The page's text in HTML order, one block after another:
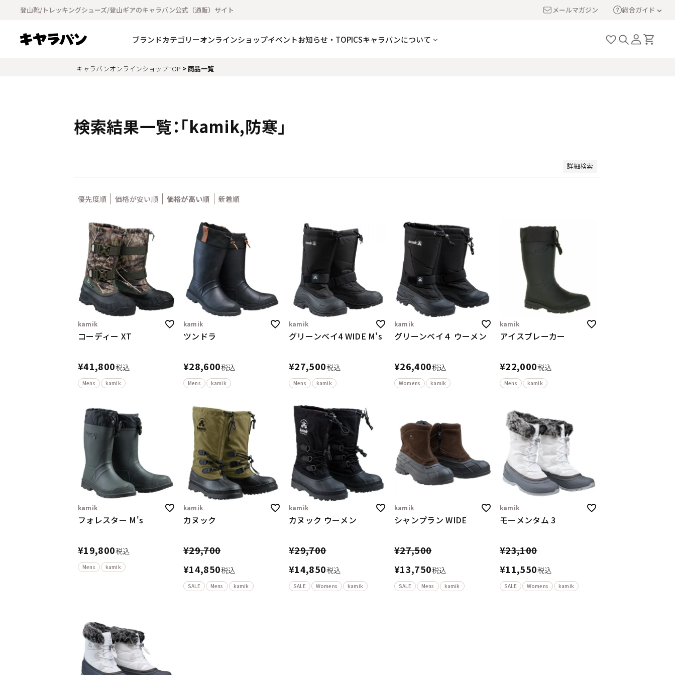
登山靴/トレッキングシューズ/登山ギアのキャラバン公式（通販）サイト メールマガジン 総合ガイド
ブランドカテゴリーオンラインショップイベントお知らせ・TOPICSキャラバンについて
キャラバンオンラインショップTOP 商品一覧
検索結果一覧：「kamik,防寒」
詳細検索
キャラバン
グランドキング 渓流 CRV LEKI
Zamberlan
ROCKMASTER
Distel vibram
新着順
登録順 価格が安い順
レビュー順
キーワードヒット順
優先度順 価格が安い順 価格が高い順 新着順
kamik
コーディー XT
¥41,800税込
Mens kamik
kamik
ツンドラ
¥28,600税込
Mens kamik
kamik
グリーンベイ4 WIDE M's
¥27,500税込
Mens kamik
kamik
グリーンベイ４ ウーメン
¥26,400税込
Womens kamik
kamik
アイスブレーカー
¥22,000税込
Mens kamik
kamik
フォレスター M's
¥19,800税込
Mens kamik
kamik
カヌック
¥29,700
¥14,850税込
SALE Mens kamik
kamik
カヌック ウーメン
¥29,700
¥14,850税込
SALE Womens kamik
kamik
シャンプラン WIDE
¥27,500
¥13,750税込
SALE Mens kamik
kamik
モーメンタム 3
¥23,100
¥11,550税込
SALE Womens kamik